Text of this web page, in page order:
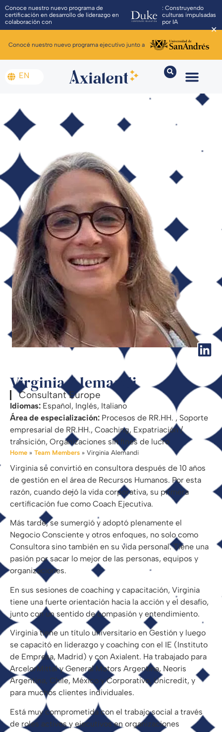
Conoce nuestro nuevo programa de
certificación en desarrollo de liderazgo en
colaboración con
: Construyendo
culturas impulsadas
por IA
Conocé nuestro nuevo programa ejecutivo junto a
✕
EN
Virginia Alemandi
Consultant Europe
Idiomas: Español​, Inglés​, Italiano​
Área de especialización: Procesos de RR.HH. ​, Soporte
empresarial de RR.HH.​, Coaching​, Expatriación /
transición​, Organizaciones sin fines de lucro​
Home » Team Members » Virginia Alemandi
Virginia se convirtió en consultora después de 10 años
de gestión en el área de Recursos Humanos. Por esta
razón, cuando dejó la vida corporativa, su primera
certificación fue como Coach Ejecutiva.​
Más tarde, se sumergió y adoptó plenamente el
Negocio Consciente y otros enfoques, no solo como
Consultora sino también en su vida personal. Tiene una
pasión por sacar lo mejor de las personas, equipos y
organizaciones.​
En sus sesiones de coaching y capacitación, Virginia
tiene una fuerte orientación hacia la acción y el desafío,
junto con un sentido de compasión y entendimiento.​
Virginia tiene un título universitario en Gestión y luego
se capacitó en liderazgo y coaching con el IE (Instituto
de Empresa, Madrid) y con Axialent. Ha trabajado para
ArcelorMittal y General Motors Argentina, Neoris
Argentina, Chile, México y Corporativo, Unicredit, y
para muchos clientes individuales.​
Está muy comprometida con el trabajo social a través
de roles activos y ejecutivos en organizaciones